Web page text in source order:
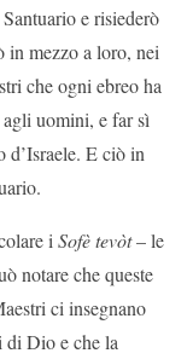
e risiederò
in mezzo a loro, nei
che ogni ebreo ha
uomini, e far sì
d’Israele. E ciò in
i Sofè tevòt– le
notare che queste
ci insegnano
di Dio e che la